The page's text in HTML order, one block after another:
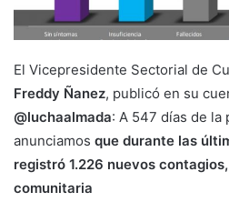
El Vicepresidente Sectorial de
Freddy Ñanez, publicó en su
@luchaalmada: A 547 días de la
anunciamos que durante las
registró 1.226 nuevos
comunitaria